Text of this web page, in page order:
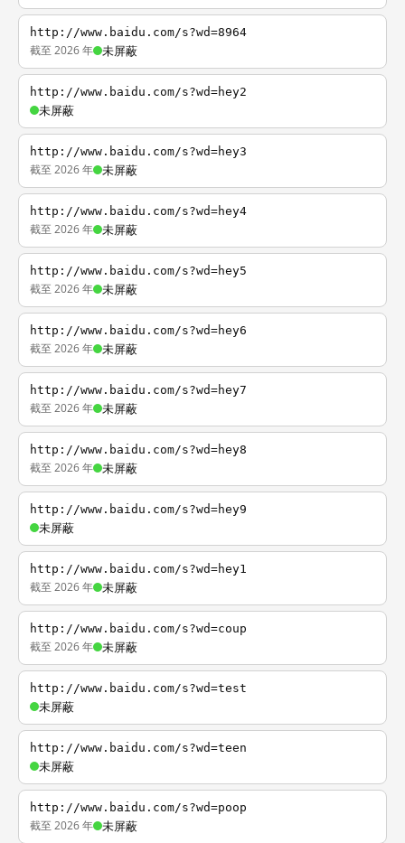
http://www.baidu.com/s?wd=8964
截至 2026 年 未屏蔽
http://www.baidu.com/s?wd=hey2
未屏蔽
http://www.baidu.com/s?wd=hey3
截至 2026 年 未屏蔽
http://www.baidu.com/s?wd=hey4
截至 2026 年 未屏蔽
http://www.baidu.com/s?wd=hey5
截至 2026 年 未屏蔽
http://www.baidu.com/s?wd=hey6
截至 2026 年 未屏蔽
http://www.baidu.com/s?wd=hey7
截至 2026 年 未屏蔽
http://www.baidu.com/s?wd=hey8
截至 2026 年 未屏蔽
http://www.baidu.com/s?wd=hey9
未屏蔽
http://www.baidu.com/s?wd=hey1
截至 2026 年 未屏蔽
http://www.baidu.com/s?wd=coup
截至 2026 年 未屏蔽
http://www.baidu.com/s?wd=test
未屏蔽
http://www.baidu.com/s?wd=teen
未屏蔽
http://www.baidu.com/s?wd=poop
截至 2026 年 未屏蔽